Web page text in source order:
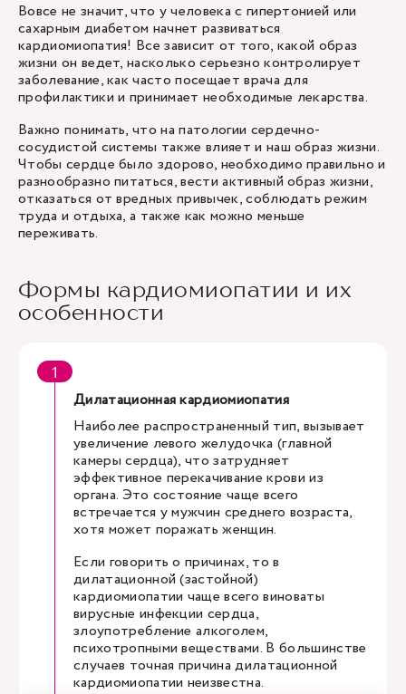
Вовсе не значит, что у человека с гипертонией или
сахарным диабетом начнет развиваться
кардиомиопатия! Все зависит от того, какой образ
жизни он ведет, насколько серьезно контролирует
заболевание, как часто посещает врача для
профилактики и принимает необходимые лекарства.
Важно понимать, что на патологии сердечно-
сосудистой системы также влияет и наш образ жизни.
Чтобы сердце было здорово, необходимо правильно и
разнообразно питаться, вести активный образ жизни,
отказаться от вредных привычек, соблюдать режим
труда и отдыха, а также как можно меньше
переживать.
Формы кардиомиопатии и их
особенности
Дилатационная кардиомиопатия
Наиболее распространенный тип, вызывает
увеличение левого желудочка (главной
камеры сердца), что затрудняет
эффективное перекачивание крови из
органа. Это состояние чаще всего
встречается у мужчин среднего возраста,
хотя может поражать женщин.
Если говорить о причинах, то в
дилатационной (застойной)
кардиомиопатии чаще всего виноваты
вирусные инфекции сердца,
злоупотребление алкоголем,
психотропными веществами. В большинстве
случаев точная причина дилатационной
кардиомиопатии неизвестна.